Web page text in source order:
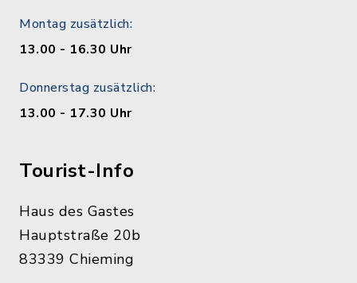
Montag zusätzlich:
13.00 - 16.30 Uhr
Donnerstag zusätzlich:
13.00 - 17.30 Uhr
Tourist-Info
Haus des Gastes
Hauptstraße 20b
83339 Chieming